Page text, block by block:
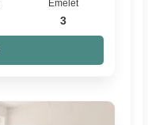
Emelet
3